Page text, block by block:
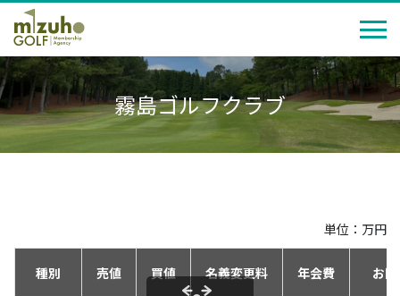
霧島ゴルフクラブ
単位：万円
種別 売値 買値 名義変更料 年会費 お